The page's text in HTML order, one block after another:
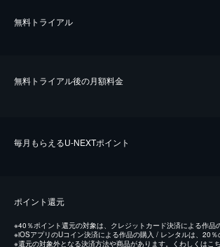
無料トライアル
無料トライアル後の⽉額料金
毎⽉もらえるU-NEXTポイント
ポイント還元
※40％ポイント還元の対象は、クレジットカード決済による作品
※iOSアプリのUコイン決済による作品の購入 / レンタルは、20％
※還元の対象外となる決済方法や商品があります。くわしくは こ